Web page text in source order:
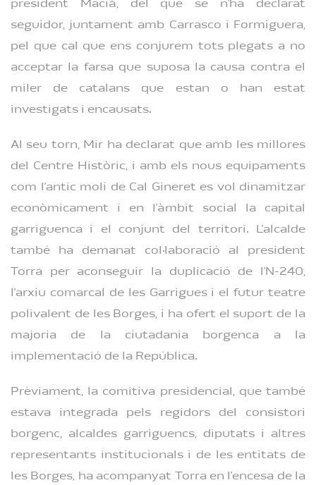
president Macià, del que se n’ha declarat
seguidor, juntament amb Carrasco i Formiguera,
pel que cal que ens conjurem tots plegats a no
acceptar la farsa que suposa la causa contra el
miler de catalans que estan o han estat
investigats i encausats.
Al seu torn, Mir ha declarat que amb les millores
del Centre Històric, i amb els nous equipaments
com l’antic molí de Cal Gineret es vol dinamitzar
econòmicament i en l’àmbit social la capital
garriguenca i el conjunt del territori. L’alcalde
també ha demanat col·laboració al president
Torra per aconseguir la duplicació de l’N-240,
l’arxiu comarcal de les Garrigues i el futur teatre
polivalent de les Borges, i ha ofert el suport de la
majoria de la ciutadania borgenca a la
implementació de la República.
Prèviament, la comitiva presidencial, que també
estava integrada pels regidors del consistori
borgenc, alcaldes garriguencs, diputats i altres
representants institucionals i de les entitats de
les Borges, ha acompanyat Torra en l’encesa de la